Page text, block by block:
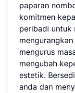
paparan
komitmen
peribadi untuk
mengurus
mengubah
estetik.
anda dan